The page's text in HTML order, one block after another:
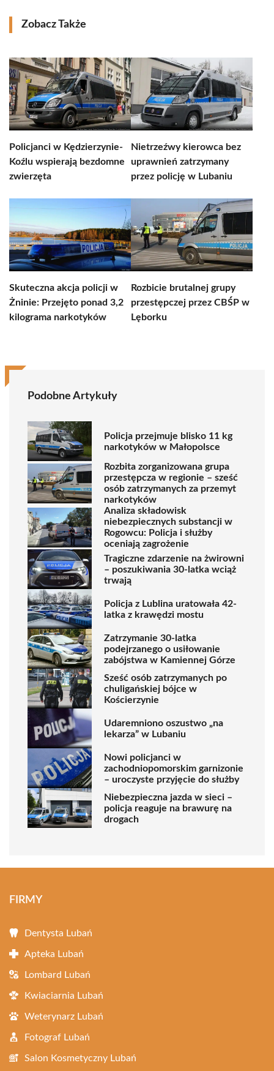
Zobacz Także
Policjanci w Kędzierzynie-
Koźlu wspierają bezdomne
zwierzęta
Nietrzeźwy kierowca bez
uprawnień zatrzymany
przez policję w Lubaniu
Skuteczna akcja policji w
Żninie: Przejęto ponad 3,2
kilograma narkotyków
Rozbicie brutalnej grupy
przestępczej przez CBŚP w
Lęborku
Podobne Artykuły
Policja przejmuje blisko 11 kg
narkotyków w Małopolsce
Rozbita zorganizowana grupa
przestępcza w regionie – sześć
osób zatrzymanych za przemyt
narkotyków
Analiza składowisk
niebezpiecznych substancji w
Rogowcu: Policja i służby
oceniają zagrożenie
Tragiczne zdarzenie na żwirowni
– poszukiwania 30-latka wciąż
trwają
Policja z Lublina uratowała 42-
latka z krawędzi mostu
Zatrzymanie 30-latka
podejrzanego o usiłowanie
zabójstwa w Kamiennej Górze
Sześć osób zatrzymanych po
chuligańskiej bójce w
Kościerzynie
Udaremniono oszustwo „na
lekarza” w Lubaniu
Nowi policjanci w
zachodniopomorskim garnizonie
– uroczyste przyjęcie do służby
Niebezpieczna jazda w sieci –
policja reaguje na brawurę na
drogach
FIRMY
Dentysta Lubań
Apteka Lubań
Lombard Lubań
Kwiaciarnia Lubań
Weterynarz Lubań
Fotograf Lubań
Salon Kosmetyczny Lubań